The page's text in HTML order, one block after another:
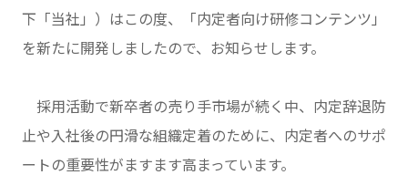
下「当社」）はこの度、「内定者向け研修コンテンツ」
を新たに開発しましたので、お知らせします。
採用活動で新卒者の売り手市場が続く中、内定辞退防
止や入社後の円滑な組織定着のために、内定者へのサポ
ートの重要性がますます高まっています。